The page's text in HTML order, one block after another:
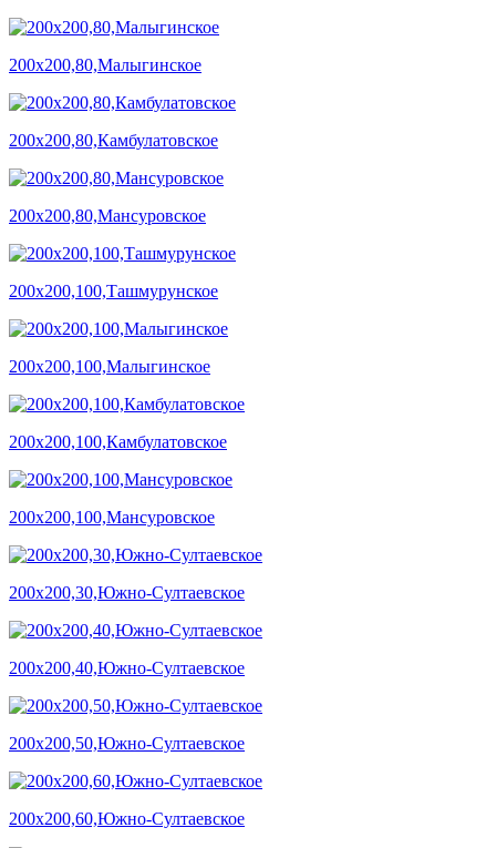
200х200,80,Малыгинское
200х200,80,Камбулатовское
200х200,80,Мансуровское
200х200,100,Ташмурунское
200х200,100,Малыгинское
200х200,100,Камбулатовское
200х200,100,Мансуровское
200х200,30,Южно-Султаевское
200х200,40,Южно-Султаевское
200х200,50,Южно-Султаевское
200х200,60,Южно-Султаевское